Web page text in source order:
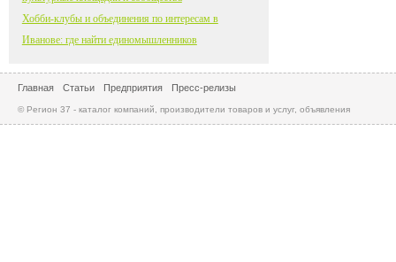
Хобби-клубы и объединения по интересам в
Иванове: где найти единомышленников
Главная Статьи Предприятия Пресс-релизы
© Регион 37 - каталог компаний, производители товаров и услуг, объявления